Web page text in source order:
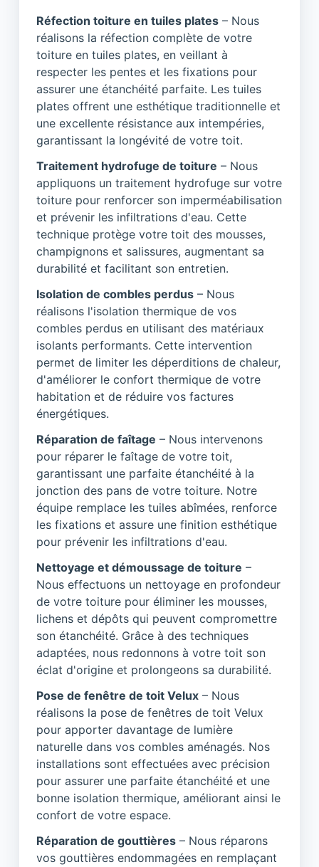
Réfection toiture en tuiles plates – Nous
réalisons la réfection complète de votre
toiture en tuiles plates, en veillant à
respecter les pentes et les fixations pour
assurer une étanchéité parfaite. Les tuiles
plates offrent une esthétique traditionnelle et
une excellente résistance aux intempéries,
garantissant la longévité de votre toit.
Traitement hydrofuge de toiture – Nous
appliquons un traitement hydrofuge sur votre
toiture pour renforcer son imperméabilisation
et prévenir les infiltrations d'eau. Cette
technique protège votre toit des mousses,
champignons et salissures, augmentant sa
durabilité et facilitant son entretien.
Isolation de combles perdus – Nous
réalisons l'isolation thermique de vos
combles perdus en utilisant des matériaux
isolants performants. Cette intervention
permet de limiter les déperditions de chaleur,
d'améliorer le confort thermique de votre
habitation et de réduire vos factures
énergétiques.
Réparation de faîtage – Nous intervenons
pour réparer le faîtage de votre toit,
garantissant une parfaite étanchéité à la
jonction des pans de votre toiture. Notre
équipe remplace les tuiles abîmées, renforce
les fixations et assure une finition esthétique
pour prévenir les infiltrations d'eau.
Nettoyage et démoussage de toiture –
Nous effectuons un nettoyage en profondeur
de votre toiture pour éliminer les mousses,
lichens et dépôts qui peuvent compromettre
son étanchéité. Grâce à des techniques
adaptées, nous redonnons à votre toit son
éclat d'origine et prolongeons sa durabilité.
Pose de fenêtre de toit Velux – Nous
réalisons la pose de fenêtres de toit Velux
pour apporter davantage de lumière
naturelle dans vos combles aménagés. Nos
installations sont effectuées avec précision
pour assurer une parfaite étanchéité et une
bonne isolation thermique, améliorant ainsi le
confort de votre espace.
Réparation de gouttières – Nous réparons
vos gouttières endommagées en remplaçant